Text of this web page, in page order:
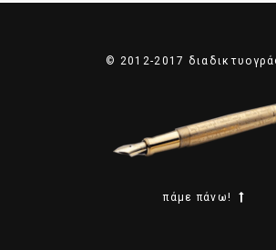
© 2012-2017
πάμε πάνω!